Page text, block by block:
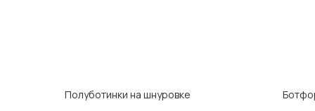
Полуботинки на шнуровке